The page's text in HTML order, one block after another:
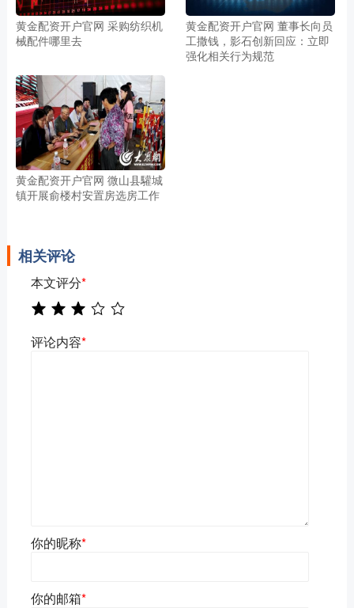
黄金配资开户官网 采购纺织机
械配件哪里去
黄金配资开户官网 董事长向员
工撒钱，影石创新回应：立即
强化相关行为规范
黄金配资开户官网 微山县驩城
镇开展俞楼村安置房选房工作
相关评论
本文评分*
评论内容*
你的昵称*
你的邮箱*